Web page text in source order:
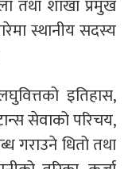
तथा शाखा प्रमुख
स्थानीय सदस्य
इतिहास,
सेवाको परिचय,
गराउने धितो तथा